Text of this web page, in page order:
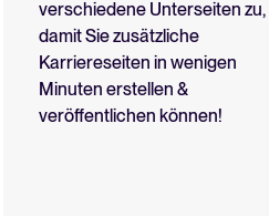
zu bewerten und zu nutzen.
und sehen Sie Ihre Einsparungen.
verschiedene Unterseiten zu,
damit Sie zusätzliche
Karriereseiten in wenigen
Minuten erstellen &
veröffentlichen können!